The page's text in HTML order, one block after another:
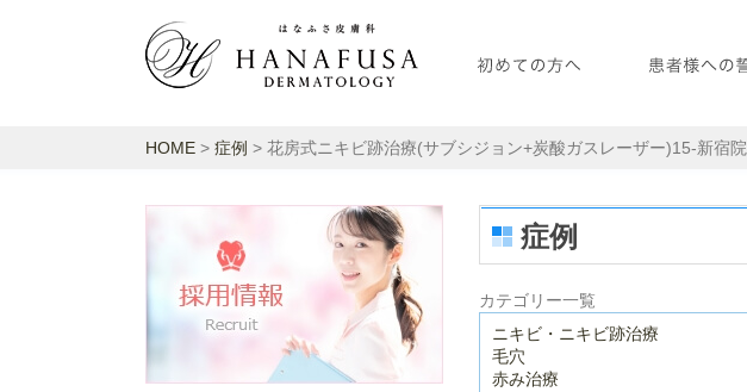
HOME > 症例 > 花房式ニキビ跡治療(サブシジョン+炭酸ガスレーザー)15-新宿院
症例
カテゴリー一覧
ニキビ・ニキビ跡治療
毛穴
赤み治療
採用情報